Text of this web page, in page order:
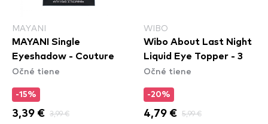
MAYANI
MAYANI Single
Eyeshadow - Couture
Očné tiene
-15%
3,39 € 3,99 €
WIBO
Wibo About Last Night
Liquid Eye Topper - 3
Očné tiene
-20%
4,79 € 5,99 €